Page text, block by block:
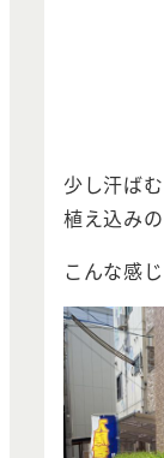
少し汗ば
植え込み
こんな感